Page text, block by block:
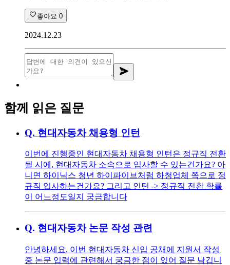
좋아요 0
2024.12.23
함께 읽은 질문
Q. 현대자동차 채용형 인턴
이번에 진행중인 현대자동차 채용형 인턴은 정규직 전환
될 시에, 현대자동차 소속으로 입사할 수 있는건가요? 아
니면 하이닉스 청년 하이파이브처럼 하청업체 쪽으로 정
규직 입사하는건가요? 그리고 인턴 -> 정규직 전환 확률
이 어느정도일지 궁금합니다
Q. 현대자동차 논문 작성 관련
안녕하세요. 이번 현대자동차 신입 공채에 지원서 작성
중 논문 입력에 관련해서 궁금한 점이 있어 질문 남깁니